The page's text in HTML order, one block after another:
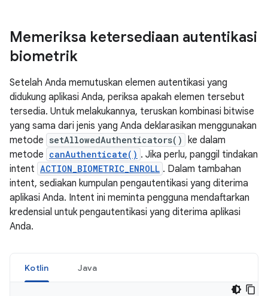
Memeriksa ketersediaan autentikasi
biometrik
Setelah Anda memutuskan elemen autentikasi yang
didukung aplikasi Anda, periksa apakah elemen tersebut
tersedia. Untuk melakukannya, teruskan kombinasi bitwise
yang sama dari jenis yang Anda deklarasikan menggunakan
metode setAllowedAuthenticators() ke dalam
metode canAuthenticate() . Jika perlu, panggil tindakan
intent ACTION_BIOMETRIC_ENROLL . Dalam tambahan
intent, sediakan kumpulan pengautentikasi yang diterima
aplikasi Anda. Intent ini meminta pengguna mendaftarkan
kredensial untuk pengautentikasi yang diterima aplikasi
Anda.
Kotlin Java